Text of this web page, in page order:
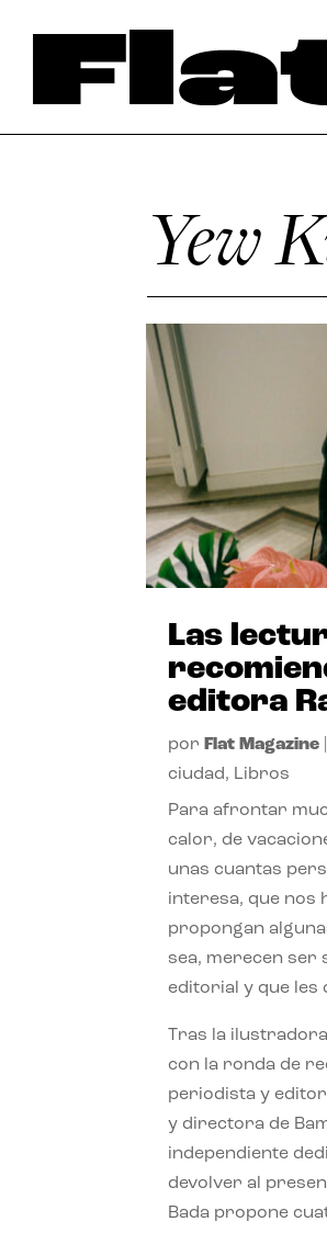
Yew
Las
editora
por Flat Magazine
ciudad, Libros
Para afrontar
calor, de
unas cuantas
interesa, que nos
propongan
sea, merecen ser
editorial y que les
Tras la
con la ronda de
periodista y
y directora de
independiente
devolver al
Bada propone